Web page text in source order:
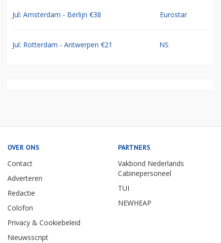
Jul: Amsterdam - Berlijn €38 Eurostar
Jul: Rotterdam - Antwerpen €21 NS
OVER ONS
Contact
Adverteren
Redactie
Colofon
Privacy & Cookiebeleid
Nieuwsscript
PARTNERS
Vakbond Nederlands
Cabinepersoneel
TUI
NEWHEAP